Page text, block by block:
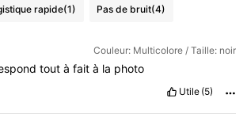
rapide(1) Pas de bruit(4)
Couleur: Multicolore / Taille: noir
toutàfaità la photo
Utile (5)